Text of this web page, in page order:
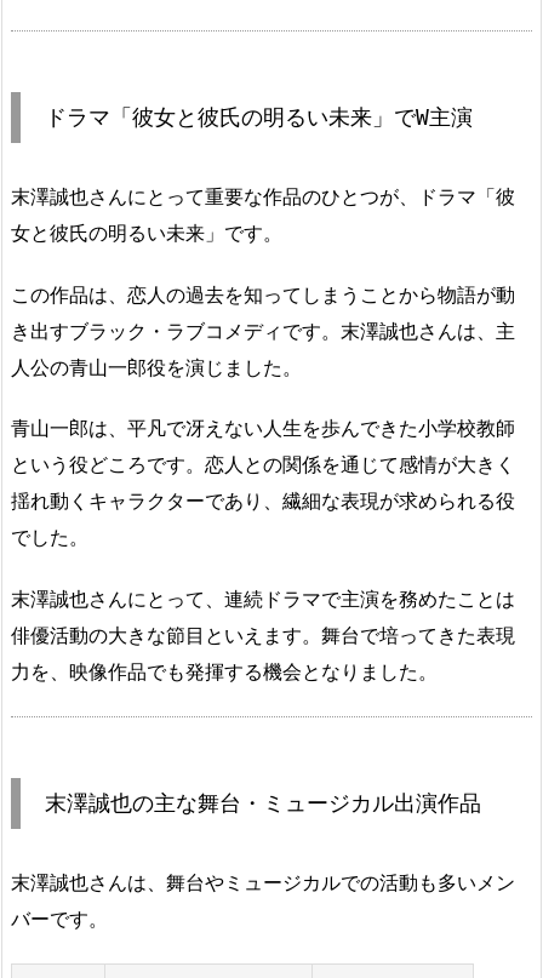
ドラマ「彼女と彼氏の明るい未来」でW主演
末澤誠也さんにとって重要な作品のひとつが、ドラマ「彼
女と彼氏の明るい未来」です。
この作品は、恋人の過去を知ってしまうことから物語が動
き出すブラック・ラブコメディです。末澤誠也さんは、主
人公の青山一郎役を演じました。
青山一郎は、平凡で冴えない人生を歩んできた小学校教師
という役どころです。恋人との関係を通じて感情が大きく
揺れ動くキャラクターであり、繊細な表現が求められる役
でした。
末澤誠也さんにとって、連続ドラマで主演を務めたことは
俳優活動の大きな節目といえます。舞台で培ってきた表現
力を、映像作品でも発揮する機会となりました。
末澤誠也の主な舞台・ミュージカル出演作品
末澤誠也さんは、舞台やミュージカルでの活動も多いメン
バーです。